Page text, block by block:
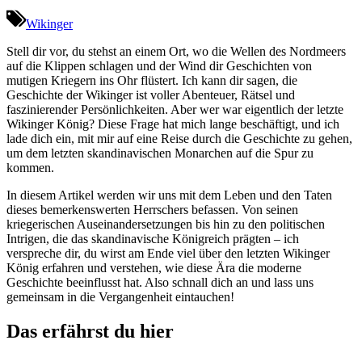
Wikinger
Stell dir vor, du stehst an einem Ort, wo⁣ die​ Wellen des Nordmeers
auf ⁤die​ Klippen schlagen und der Wind dir Geschichten von
mutigen Kriegern ins Ohr flüstert. Ich kann dir sagen, die
Geschichte der Wikinger ist voller Abenteuer, Rätsel und
faszinierender‌ Persönlichkeiten. ​Aber wer war eigentlich der ⁢letzte
Wikinger König? Diese Frage hat mich lange beschäftigt, und⁤ ich
lade dich ein, mit mir auf eine ‍Reise‍ durch die Geschichte zu gehen,
um dem letzten skandinavischen Monarchen auf die Spur zu
kommen.
In diesem Artikel werden wir uns ‍mit dem Leben und den Taten
dieses bemerkenswerten Herrschers befassen. Von seinen
kriegerischen ​Auseinandersetzungen bis hin zu den politischen
Intrigen, die das skandinavische Königreich prägten – ich
verspreche dir, du wirst am Ende viel über den letzten Wikinger
König erfahren und verstehen, wie diese Ära die moderne
Geschichte beeinflusst hat. Also schnall dich an und lass uns
gemeinsam in die Vergangenheit‌ eintauchen!
Das erfährst du hier